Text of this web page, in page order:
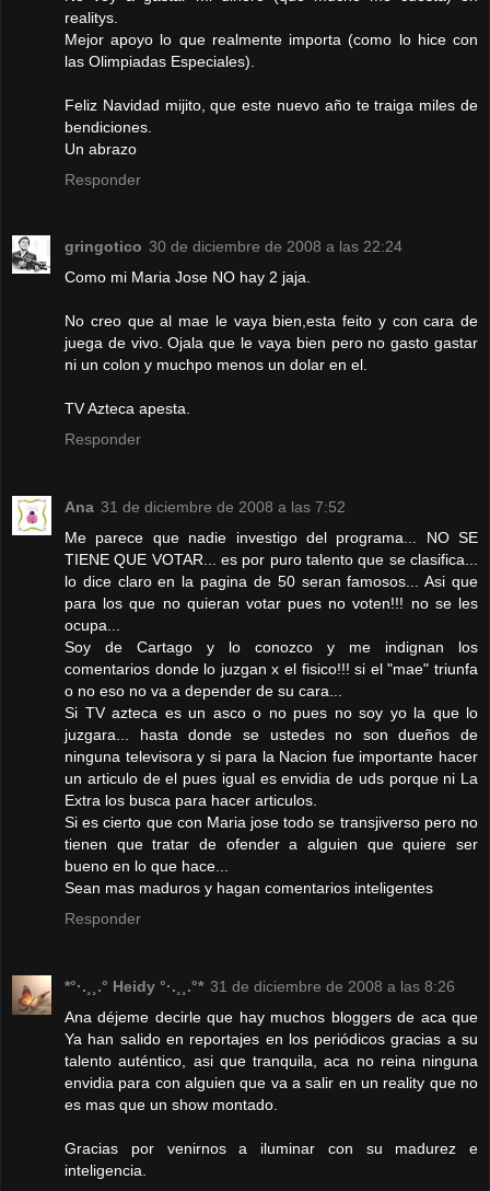
realitys.
Mejor apoyo lo que realmente importa (como lo hice con
las Olimpiadas Especiales).
Feliz Navidad mijito, que este nuevo año te traiga miles de
bendiciones.
Un abrazo
Responder
gringotico 30 de diciembre de 2008 a las 22:24
Como mi Maria Jose NO hay 2 jaja.
No creo que al mae le vaya bien,esta feito y con cara de
juega de vivo. Ojala que le vaya bien pero no gasto gastar
ni un colon y muchpo menos un dolar en el.
TV Azteca apesta.
Responder
Ana 31 de diciembre de 2008 a las 7:52
Me parece que nadie investigo del programa... NO SE
TIENE QUE VOTAR... es por puro talento que se clasifica...
lo dice claro en la pagina de 50 seran famosos... Asi que
para los que no quieran votar pues no voten!!! no se les
ocupa...
Soy de Cartago y lo conozco y me indignan los
comentarios donde lo juzgan x el fisico!!! si el "mae" triunfa
o no eso no va a depender de su cara...
Si TV azteca es un asco o no pues no soy yo la que lo
juzgara... hasta donde se ustedes no son dueños de
ninguna televisora y si para la Nacion fue importante hacer
un articulo de el pues igual es envidia de uds porque ni La
Extra los busca para hacer articulos.
Si es cierto que con Maria jose todo se transjiverso pero no
tienen que tratar de ofender a alguien que quiere ser
bueno en lo que hace...
Sean mas maduros y hagan comentarios inteligentes
Responder
*°·.¸¸.° Heidy °·.¸¸.°* 31 de diciembre de 2008 a las 8:26
Ana déjeme decirle que hay muchos bloggers de aca que
Ya han salido en reportajes en los periódicos gracias a su
talento auténtico, asi que tranquila, aca no reina ninguna
envidia para con alguien que va a salir en un reality que no
es mas que un show montado.
Gracias por venirnos a iluminar con su madurez e
inteligencia.